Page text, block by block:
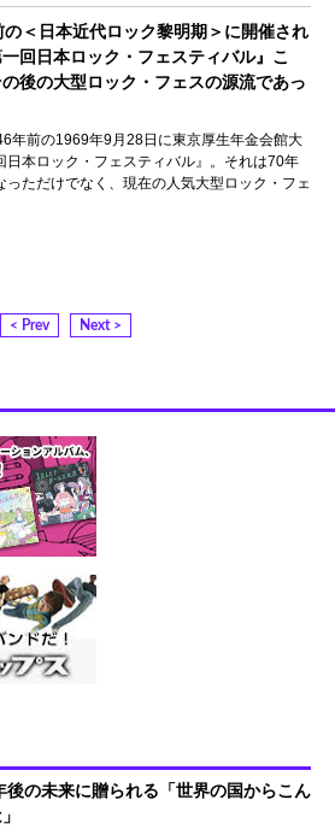
の＜日本近代ロック黎明期＞に開催され
回日本ロック・フェスティバル』こ
後の大型ロック・フェスの源流であっ
年前の1969年9月28日に東京厚生年金会館大
日本ロック・フェスティバル』。それは70年
ただけでなく、現在の人気大型ロック・フェ
< Prev Next >
後の未来に贈られる「世界の国からこん